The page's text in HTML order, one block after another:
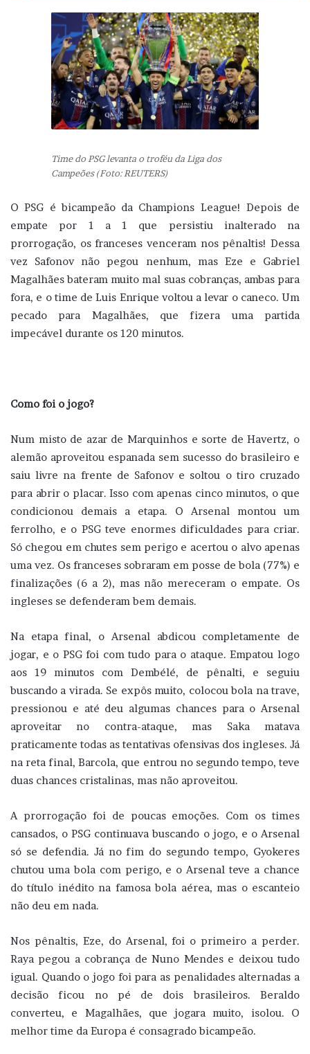
Time do PSG levanta o troféu da Liga dos
Campeões (Foto: REUTERS)
O PSG é bicampeão da Champions League! Depois de
empate por 1 a 1 que persistiu inalterado na
prorrogação, os franceses venceram nos pênaltis! Dessa
vez Safonov não pegou nenhum, mas Eze e Gabriel
Magalhães bateram muito mal suas cobranças, ambas para
fora, e o time de Luis Enrique voltou a levar o caneco. Um
pecado para Magalhães, que fizera uma partida
impecável durante os 120 minutos.
Como foi o jogo?
Num misto de azar de Marquinhos e sorte de Havertz, o
alemão aproveitou espanada sem sucesso do brasileiro e
saiu livre na frente de Safonov e soltou o tiro cruzado
para abrir o placar. Isso com apenas cinco minutos, o que
condicionou demais a etapa. O Arsenal montou um
ferrolho, e o PSG teve enormes dificuldades para criar.
Só chegou em chutes sem perigo e acertou o alvo apenas
uma vez. Os franceses sobraram em posse de bola (77%) e
finalizações (6 a 2), mas não mereceram o empate. Os
ingleses se defenderam bem demais.
Na etapa final, o Arsenal abdicou completamente de
jogar, e o PSG foi com tudo para o ataque. Empatou logo
aos 19 minutos com Dembélé, de pênalti, e seguiu
buscando a virada. Se expôs muito, colocou bola na trave,
pressionou e até deu algumas chances para o Arsenal
aproveitar no contra-ataque, mas Saka matava
praticamente todas as tentativas ofensivas dos ingleses. Já
na reta final, Barcola, que entrou no segundo tempo, teve
duas chances cristalinas, mas não aproveitou.
A prorrogação foi de poucas emoções. Com os times
cansados, o PSG continuava buscando o jogo, e o Arsenal
só se defendia. Já no fim do segundo tempo, Gyokeres
chutou uma bola com perigo, e o Arsenal teve a chance
do título inédito na famosa bola aérea, mas o escanteio
não deu em nada.
Nos pênaltis, Eze, do Arsenal, foi o primeiro a perder.
Raya pegou a cobrança de Nuno Mendes e deixou tudo
igual. Quando o jogo foi para as penalidades alternadas a
decisão ficou no pé de dois brasileiros. Beraldo
converteu, e Magalhães, que jogara muito, isolou. O
melhor time da Europa é consagrado bicampeão.